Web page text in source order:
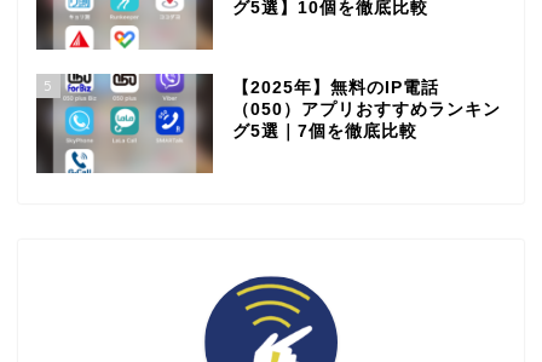
グ5選】10個を徹底比較
5
【2025年】無料のIP電話
（050）アプリおすすめランキン
グ5選｜7個を徹底比較